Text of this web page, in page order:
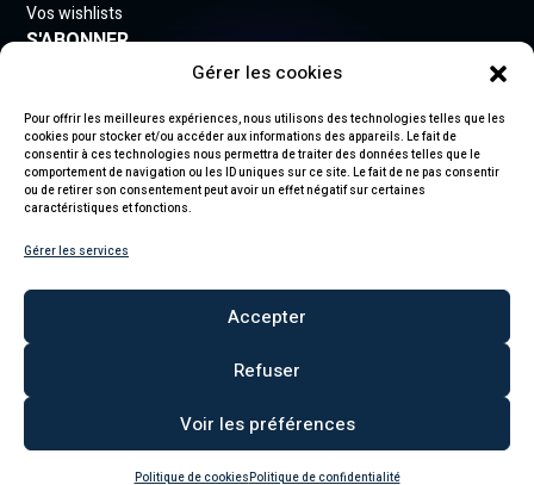
Gérer les cookies
Pour offrir les meilleures expériences, nous utilisons des technologies telles que les
cookies pour stocker et/ou accéder aux informations des appareils. Le fait de
consentir à ces technologies nous permettra de traiter des données telles que le
comportement de navigation ou les ID uniques sur ce site. Le fait de ne pas consentir
ou de retirer son consentement peut avoir un effet négatif sur certaines
caractéristiques et fonctions.
Gérer les services
Accepter
Refuser
Voir les préférences
Politique de cookiesPolitique de confidentialité
Vos wishlists
S'ABONNER
Inscrivez-vous à notre newsletter pour rester informé
des nouveautés.
En vous abonnant, vous acceptez notre politique de confidentialité et
recevez des mises à jour.
© 2026 Lumifête. TousPolitique de
confidentialité
Mentions
légales
Politique de
cookies